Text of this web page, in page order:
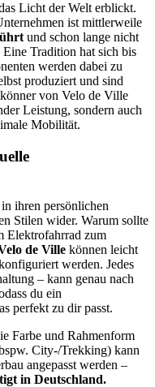
Licht der Welt erblickt.
ist mittlerweile
und schon lange nicht
Tradition hat sich bis
werden dabei zu
produziert und sind
von Velo de Ville
Leistung, sondern auch
Mobilität.
ihren persönlichen
Stilen wider. Warum sollte
Elektrofahrrad zum
de Ville können leicht
werden. Jedes
– kann genau nach
du ein
perfekt zu dir passt.
Farbe und Rahmenform
City-/Trekking) kann
angepasst werden –
in Deutschland.